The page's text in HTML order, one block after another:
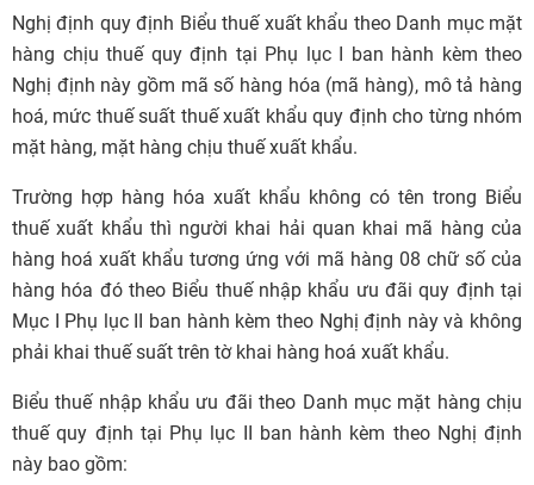
Nghị định quy định Biểu thuế xuất khẩu theo Danh mục mặt
hàng chịu thuế quy định tại Phụ lục I ban hành kèm theo
Nghị định này gồm mã số hàng hóa (mã hàng), mô tả hàng
hoá, mức thuế suất thuế xuất khẩu quy định cho từng nhóm
mặt hàng, mặt hàng chịu thuế xuất khẩu.
Trường hợp hàng hóa xuất khẩu không có tên trong Biểu
thuế xuất khẩu thì người khai hải quan khai mã hàng của
hàng hoá xuất khẩu tương ứng với mã hàng 08 chữ số của
hàng hóa đó theo Biểu thuế nhập khẩu ưu đãi quy định tại
Mục I Phụ lục II ban hành kèm theo Nghị định này và không
phải khai thuế suất trên tờ khai hàng hoá xuất khẩu.
Biểu thuế nhập khẩu ưu đãi theo Danh mục mặt hàng chịu
thuế quy định tại Phụ lục II ban hành kèm theo Nghị định
này bao gồm: